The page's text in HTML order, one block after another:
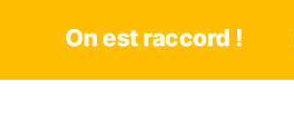
On est raccord !